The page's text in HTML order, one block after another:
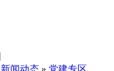
新闻动态 » 党建专区